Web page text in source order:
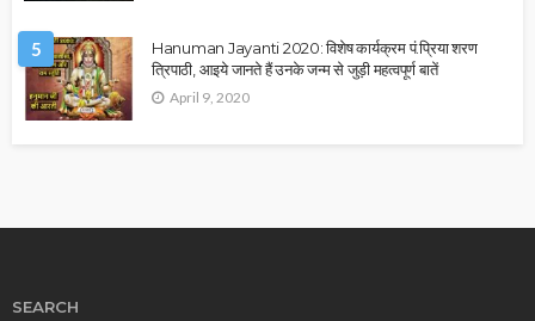
5
Hanuman Jayanti 2020: विशेष कार्यक्रम पं.प्रिया शरण
त्रिपाठी, आइये जानते हैं उनके जन्म से जुड़ी महत्वपूर्ण बातें
April 9, 2020
SEARCH